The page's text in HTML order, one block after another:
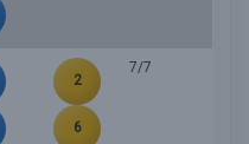
2
6
7/7